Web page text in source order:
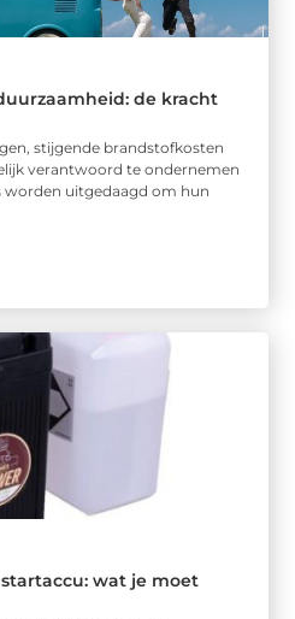
de kracht
stijgende brandstofkosten
verantwoord te ondernemen
worden uitgedaagd om hun
wat je moet